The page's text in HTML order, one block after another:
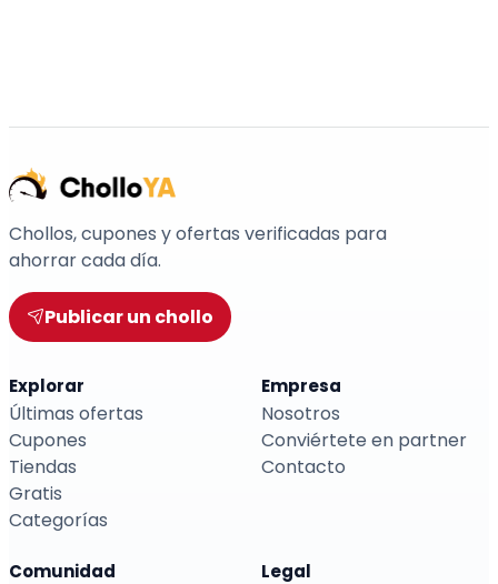
Chollos, cupones y ofertas verificadas para
ahorrar cada día.
Publicar un chollo
Explorar
Últimas ofertas
Cupones
Tiendas
Gratis
Categorías
Empresa
Nosotros
Conviértete en partner
Contacto
Comunidad Legal